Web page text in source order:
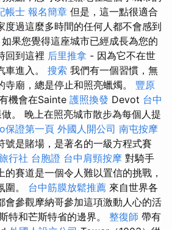
帳士 報名簡章 但是，這一點很適合
度過這麼多時間的任何人都不會感到
果您覺得這座城市已經成長為您的
回到這裡 后里推拿 - 因為它不在世
車進入。 搜索 我們有一個習慣，無
廟，總是停止和照亮蠟燭。 豐原
機會在Sainte 護照換發 Devot 台中
。 晚上在照亮城市散步為每個人提
保證第一頁 外國人開公司 南屯按摩
號是賭場，是著名的一級方程式賽
行社 台胞證 台中肩頸按摩 對騎手
的賽道是一個令人難以置信的挑戰，
圍。 台中筋膜放鬆推薦 來自世界各
會參觀摩納哥參加這項激動人心的活
特和芒斯特省的邊界。 整復師 帶有